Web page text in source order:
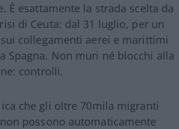
È esattamente la strada scelta da
di Ceuta: dal 31 luglio, per un
collegamenti aerei e marittimi
Spagna. Non muri né blocchi alla
controlli.
che gli oltre 70mila migranti
possono automaticamente